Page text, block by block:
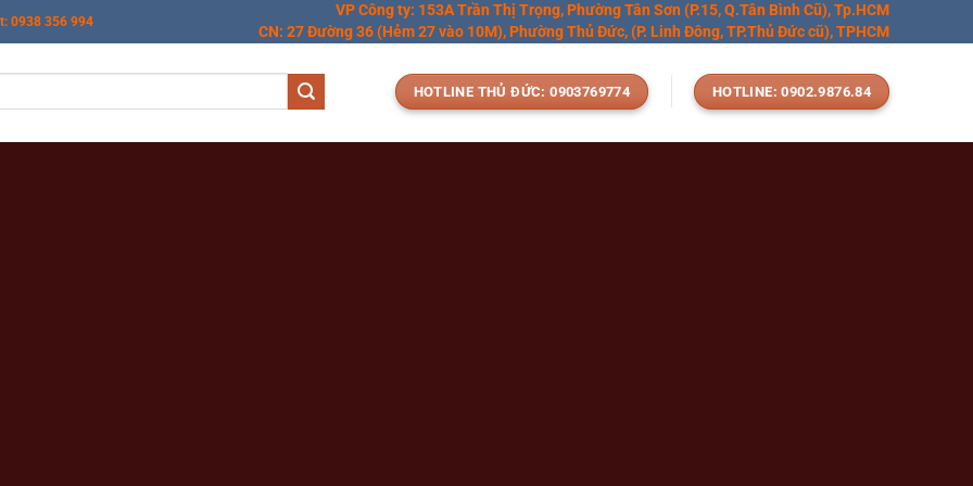
0938 356 994
VP Công ty: 153A Trần Thị Trọng, Phường Tân Sơn (P.15, Q.Tân Bình Cũ), Tp.HCM
CN: 27 Đường 36 (Hẻm 27 vào 10M), Phường Thủ Đức, (P. Linh Đông, TP.Thủ Đức cũ), TPHCM
HOTLINE THỦ ĐỨC: 0903769774 HOTLINE: 0902.9876.84